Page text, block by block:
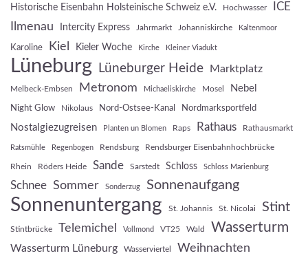
Historische Eisenbahn Holsteinische Schweiz e.V. Hochwasser ICE
Ilmenau Intercity Express Jahrmarkt Johanniskirche Kaltenmoor
Karoline Kiel Kieler Woche Kirche Kleiner Viadukt
Lüneburg Lüneburger Heide Marktplatz
Melbeck-Embsen Metronom Michaeliskirche Mosel Nebel
Night Glow Nikolaus Nord-Ostsee-Kanal Nordmarksportfeld
Nostalgiezugreisen Planten un Blomen Raps Rathaus Rathausmarkt
Ratsmühle Regenbogen Rendsburg Rendsburger Eisenbahnhochbrücke
Rhein Röders Heide Sande Sarstedt Schloss Schloss Marienburg
Schnee Sommer Sonderzug Sonnenaufgang
Sonnenuntergang St. Johannis St. Nicolai Stint
Stintbrücke Telemichel Vollmond VT25 Wald Wasserturm
Wasserturm Lüneburg Wasserviertel Weihnachten